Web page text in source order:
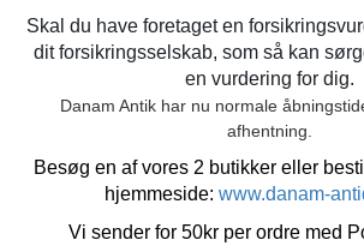
Skal du have foretaget en
dit forsikringsselskab, som så kan
en vurdering for dig.
Danam Antik har nu normale
afhentning.
Besøg en af vores 2 butikker eller
hjemmeside: www.danam-
Vi sender for 50kr per ordre med